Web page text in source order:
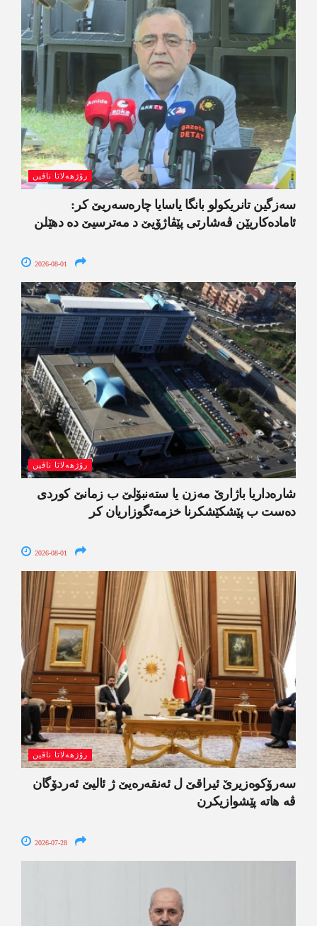
رۆژھەلاتا ناڤین
سەزگین تانریکولو بانگا یاسایا چارەسەریێ کر:
ئامادەکاریێن ڤەشارتی پێڤاژۆیێ د مەترسیێ دە دھێلن
2026-08-01
رۆژھەلاتا ناڤین
شارەداریا باژارێ مەزن یا ستەنبۆلێ ب زمانێ کوردی
دەست ب پێشکێشکرنا خزمەتگوزاریان کر
2026-08-01
رۆژھەلاتا ناڤین
سەرۆکوەزیرێ ئیراقێ ل ئەنقەرەیێ ژ ئالیێ ئەردۆگان
ڤە ھاتە پێشوازیکرن
2026-07-28